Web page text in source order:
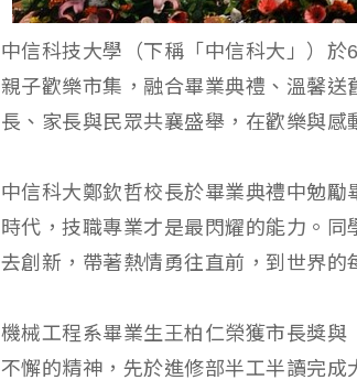
中信科技大學（下稱「中信科大」）
親子歡樂市集，融合畢業典禮、溫馨
長、家長與民眾共襄盛舉，在歡樂與感
中信科大鄭欽哲校長於畢業典禮中勉
時代，技職專業才是最閃耀的能力。
去創新，帶著熱情勇往直前，到世界的
機械工程系畢業生王柏仁榮獲市長獎
不懈的精神，先於進修部半工半讀完成